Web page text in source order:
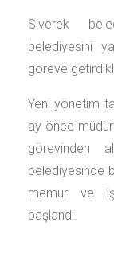
Siverek
belediyesini
göreve
Yeni yönetim
ay önce
görevinden
belediyesinde
memur ve
başlandı.